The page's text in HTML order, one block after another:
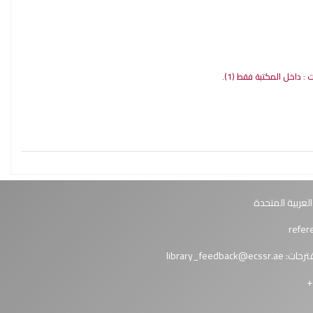
: داخل المكتبة فقط(1).
المتحدة
library_feedback@ecssr.ae